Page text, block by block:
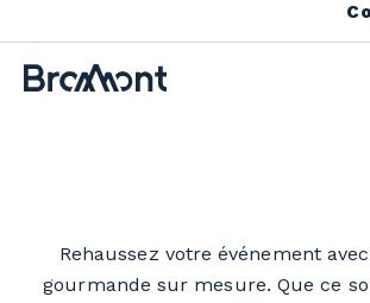
Rehaussez votre événement
gourmande sur mesure. Que ce